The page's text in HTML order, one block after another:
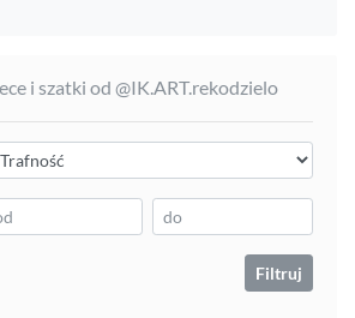
i szatki od @IK.ART.rekodzielo
Filtruj